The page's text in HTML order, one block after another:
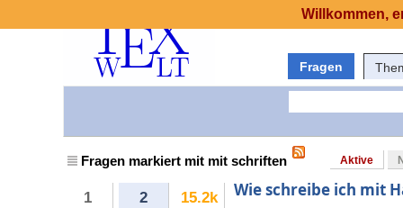
Fragen
Fragen markiert mit mit schriften Aktive
1 2 15.2k Wie schreibe ich mit
Willkommen,